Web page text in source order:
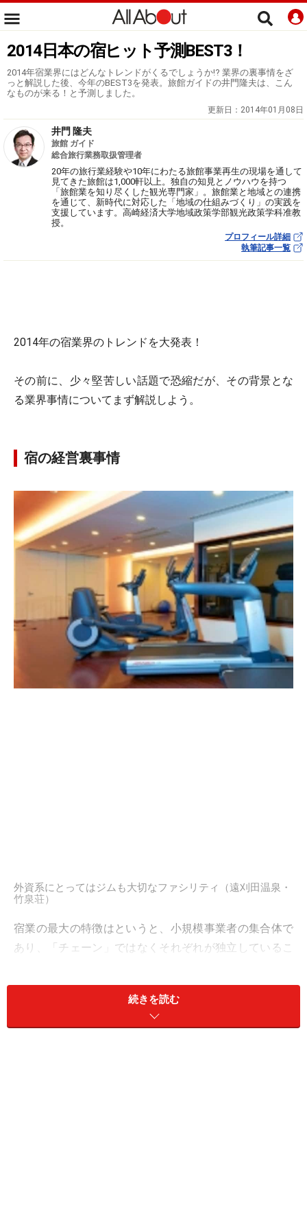
2014日本の宿ヒット予測BEST3！
2014年宿業界にはどんなトレンドがくるでしょうか!? 業界の裏事情をざ
っと解説した後、今年のBEST3を発表。旅館ガイドの井門隆夫は、こん
なものが来る！と予測しました。
更新日： 2014年01月08日
井門 隆夫
旅館 ガイド
総合旅行業務取扱管理者
20年の旅行業経験や10年にわたる旅館事業再生の現場を通して
見てきた旅館は1,000軒以上。独自の知見とノウハウを持つ
「旅館業を知り尽くした観光専門家」。旅館業と地域との連携
を通じて、新時代に対応した「地域の仕組みづくり」の実践を
支援しています。高崎経済大学地域政策学部観光政策学科准教
授。
プロフィール詳細
執筆記事一覧
2014年の宿業界のトレンドを大発表！
その前に、少々堅苦しい話題で恐縮だが、その背景とな
る業界事情についてまず解説しよう。
宿の経営裏事情
外資系にとってはジムも大切なファシリティ（遠刈田温泉・
竹泉荘）
宿業の最大の特徴はというと、小規模事業者の集合体で
あり、「チェーン」ではなくそれぞれが独立しているこ
業が成り立っているため、資金調達は金融機関の意思次
第となり、実は施設改修はそう簡単ではない。
続きを読む